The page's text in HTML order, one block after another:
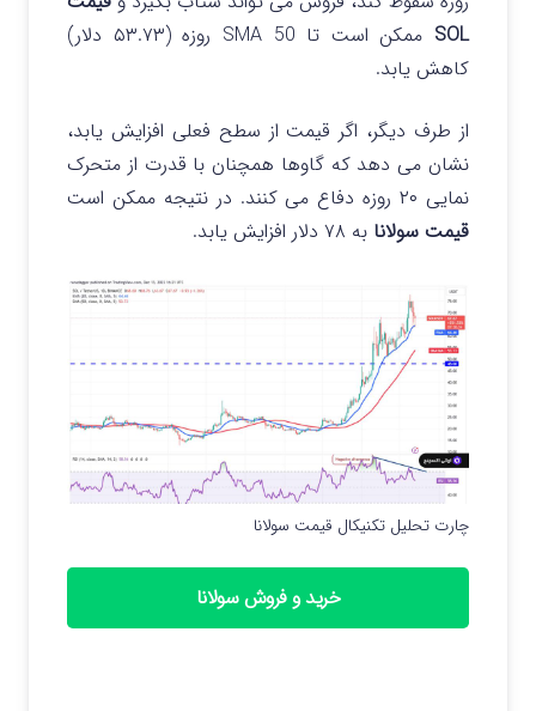
SOL
ممکن است تا SMA 50 روزه (۵۳.۷۳ دلار)
کاهش یابد.
از طرف دیگر، اگر قیمت از سطح فعلی افزایش یابد،
نشان می دهد که گاوها همچنان با قدرت از متحرک
نمایی ۲۰ روزه دفاع می کنند. در نتیجه ممکن است
قیمت سولانا به ۷۸ دلار افزایش یابد.
چارت تحلیل تکنیکال قیمت سولانا
خرید و فروش سولانا